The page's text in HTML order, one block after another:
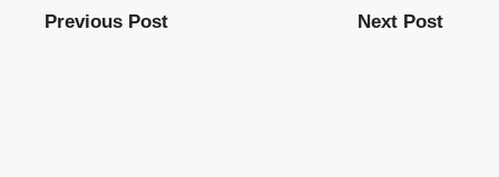
Previous Post Next Post